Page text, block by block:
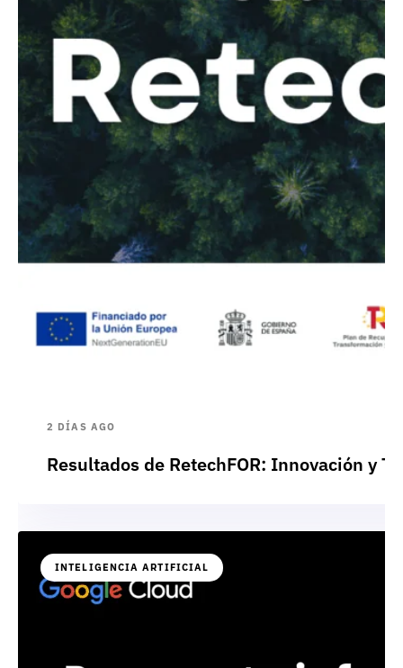
2 DÍAS AGO
Resultados de RetechFOR: Innovación y
INTELIGENCIA ARTIFICIAL